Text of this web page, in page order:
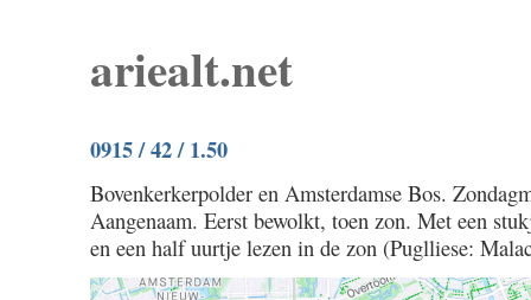
ariealt.net
0915 / 42 / 1.50
Bovenkerkerpolder en Amsterdamse Bos.
Aangenaam. Eerst bewolkt, toen zon. Met een
en een half uurtje lezen in de zon (Puglliese: